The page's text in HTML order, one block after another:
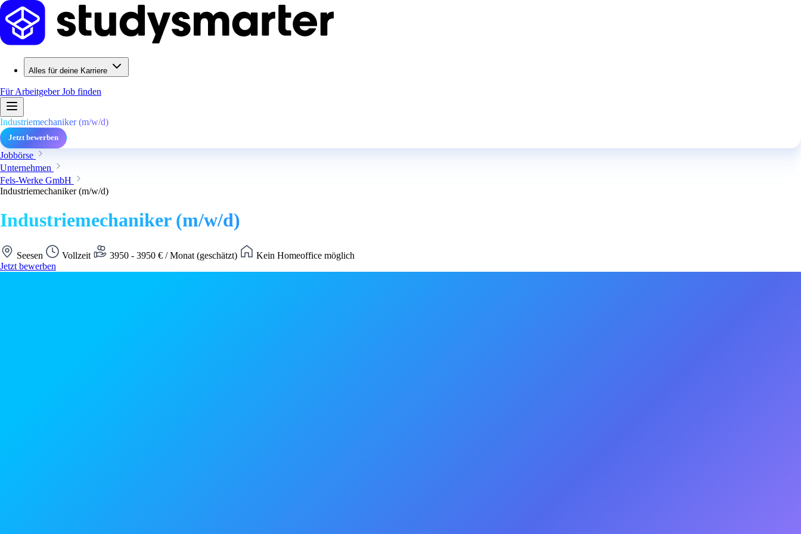
Alles für deine Karriere
Für ArbeitgeberJob finden
Industriemechaniker (m/w/d)
Jetzt bewerben
Jobbörse
Unternehmen
Fels-Werke GmbH
Industriemechaniker (m/w/d)
Industriemechaniker (m/w/d)
Seesen Vollzeit 3950 - 3950 € / Monat (geschätzt)
Kein Homeoffice möglich
Jetzt bewerben